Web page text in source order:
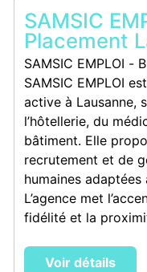
SAMSIC
Placement
SAMSIC EMPLOI -
SAMSIC EMPLOI
active à Lausanne,
l’hôtellerie, du
bâtiment. Elle
recrutement et de
humaines adaptées
L’agence met
fidélité et la
Voir détails